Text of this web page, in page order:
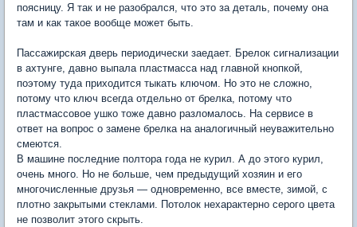
поясницу. Я так и не разобрался, что это за деталь, почему она
там и как такое вообще может быть.
Пассажирская дверь периодически заедает. Брелок сигнализации
в ахтунге, давно выпала пластмасса над главной кнопкой,
поэтому туда приходится тыкать ключом. Но это не сложно,
потому что ключ всегда отдельно от брелка, потому что
пластмассовое ушко тоже давно разломалось. На сервисе в
ответ на вопрос о замене брелка на аналогичный неуважительно
смеются.
В машине последние полтора года не курил. А до этого курил,
очень много. Но не больше, чем предыдущий хозяин и его
многочисленные друзья — одновременно, все вместе, зимой, с
плотно закрытыми стеклами. Потолок нехарактерно серого цвета
не позволит этого скрыть.